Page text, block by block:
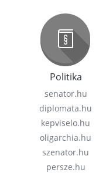
Politika
senator.hu
diplomata.hu
kepviselo.hu
oligarchia.hu
szenator.hu
persze.hu